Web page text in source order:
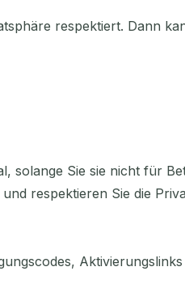
respektiert. Dann
solange Sie sie nicht für
respektieren Sie die